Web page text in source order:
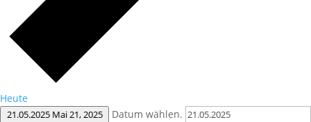
Heute
21.05.2025 Mai 21, 2025 Datum wählen.